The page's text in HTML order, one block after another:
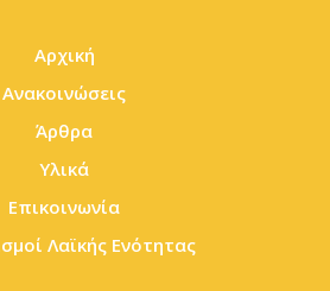
Αρχική
Ανακοινώσεις
Άρθρα
Υλικά
Επικοινωνία
Λαϊκής Ενότητας